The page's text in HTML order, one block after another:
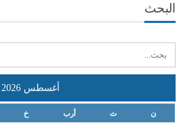
البحث
أغسطس 2026
ن ث أرب خ